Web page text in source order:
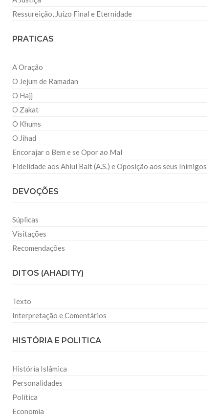
Ressureição, Juízo Final e Eternidade
PRATICAS
A Oração
O Jejum de Ramadan
O Hajj
O Zakat
O Khums
O Jihad
Encorajar o Bem e se Opor ao Mal
Fidelidade aos Ahlul Bait (A.S.) e Oposição aos seus Inimigos
DEVOÇÕES
Súplicas
Visitações
Recomendações
DITOS (AHADITY)
Texto
Interpretação e Comentários
HISTÓRIA E POLITICA
História Islâmica
Personalidades
Política
Economia